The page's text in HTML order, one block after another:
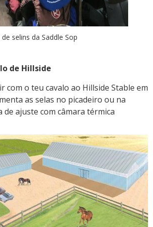
selins da Saddle Sop
de Hillside
com o teu cavalo ao Hillside Stable em
as selas no picadeiro ou na
de ajuste com câmara térmica